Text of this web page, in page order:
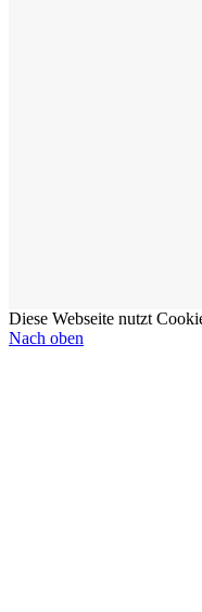
Diese Webseite nutzt
Nach oben